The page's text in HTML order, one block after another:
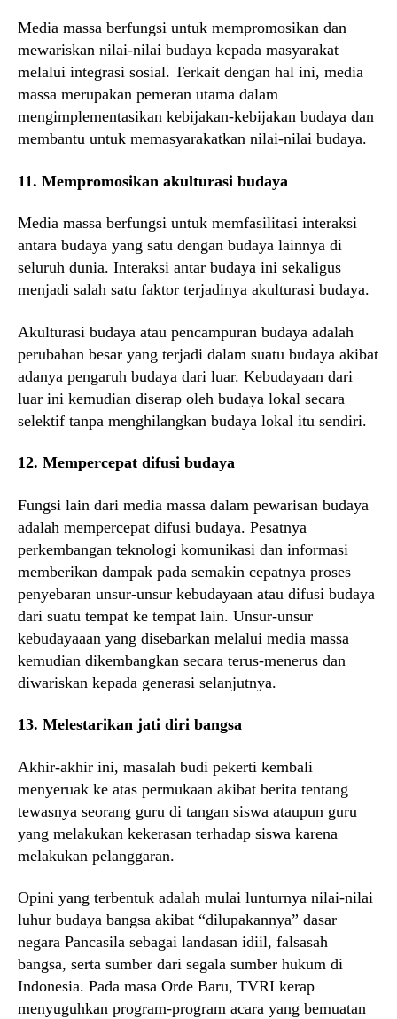
Media massa berfungsi untuk mempromosikan dan
mewariskan nilai-nilai budaya kepada masyarakat
melalui integrasi sosial. Terkait dengan hal ini, media
massa merupakan pemeran utama dalam
mengimplementasikan kebijakan-kebijakan budaya dan
membantu untuk memasyarakatkan nilai-nilai budaya.
11. Mempromosikan akulturasi budaya
Media massa berfungsi untuk memfasilitasi interaksi
antara budaya yang satu dengan budaya lainnya di
seluruh dunia. Interaksi antar budaya ini sekaligus
menjadi salah satu faktor terjadinya akulturasi budaya.
Akulturasi budaya atau pencampuran budaya adalah
perubahan besar yang terjadi dalam suatu budaya akibat
adanya pengaruh budaya dari luar. Kebudayaan dari
luar ini kemudian diserap oleh budaya lokal secara
selektif tanpa menghilangkan budaya lokal itu sendiri.
12. Mempercepat difusi budaya
Fungsi lain dari media massa dalam pewarisan budaya
adalah mempercepat difusi budaya. Pesatnya
perkembangan teknologi komunikasi dan informasi
memberikan dampak pada semakin cepatnya proses
penyebaran unsur-unsur kebudayaan atau difusi budaya
dari suatu tempat ke tempat lain. Unsur-unsur
kebudayaaan yang disebarkan melalui media massa
kemudian dikembangkan secara terus-menerus dan
diwariskan kepada generasi selanjutnya.
13. Melestarikan jati diri bangsa
Akhir-akhir ini, masalah budi pekerti kembali
menyeruak ke atas permukaan akibat berita tentang
tewasnya seorang guru di tangan siswa ataupun guru
yang melakukan kekerasan terhadap siswa karena
melakukan pelanggaran.
Opini yang terbentuk adalah mulai lunturnya nilai-nilai
luhur budaya bangsa akibat “dilupakannya” dasar
negara Pancasila sebagai landasan idiil, falsasah
bangsa, serta sumber dari segala sumber hukum di
Indonesia. Pada masa Orde Baru, TVRI kerap
menyuguhkan program-program acara yang bemuatan